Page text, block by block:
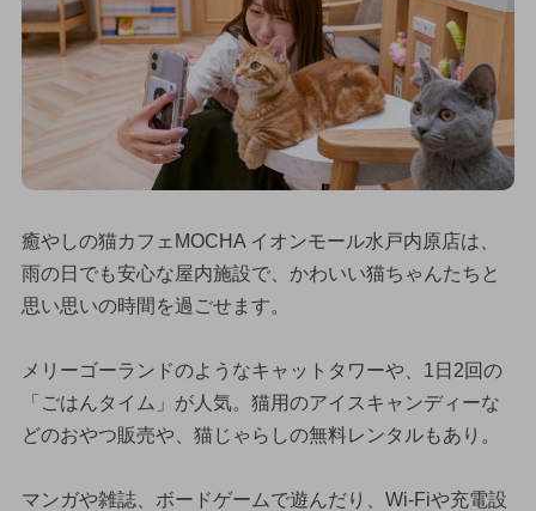
癒やしの猫カフェMOCHA イオンモール水戸内原店は、
雨の日でも安心な屋内施設で、かわいい猫ちゃんたちと
思い思いの時間を過ごせます。
メリーゴーランドのようなキャットタワーや、1日2回の
「ごはんタイム」が人気。猫用のアイスキャンディーな
どのおやつ販売や、猫じゃらしの無料レンタルもあり。
マンガや雑誌、ボードゲームで遊んだり、Wi-Fiや充電設